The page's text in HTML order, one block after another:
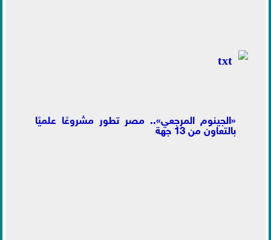
«الجينوم المرجعي».. مصر تطور مشروعًا علميًا
بالتعاون من 13 جهة